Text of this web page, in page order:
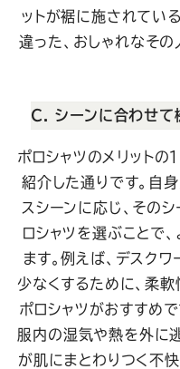
ットが裾に施されてい
違った、おしゃれなそ
C. シーンに合わせて
ポロシャツのメリット
紹介した通りです。自
スシーンに応じ、その
ロシャツを選ぶことで
ます。例えば、デスク
少なくするために、柔
ポロシャツがおすすめ
服内の湿気や熱を外に
が肌にまとわりつく不